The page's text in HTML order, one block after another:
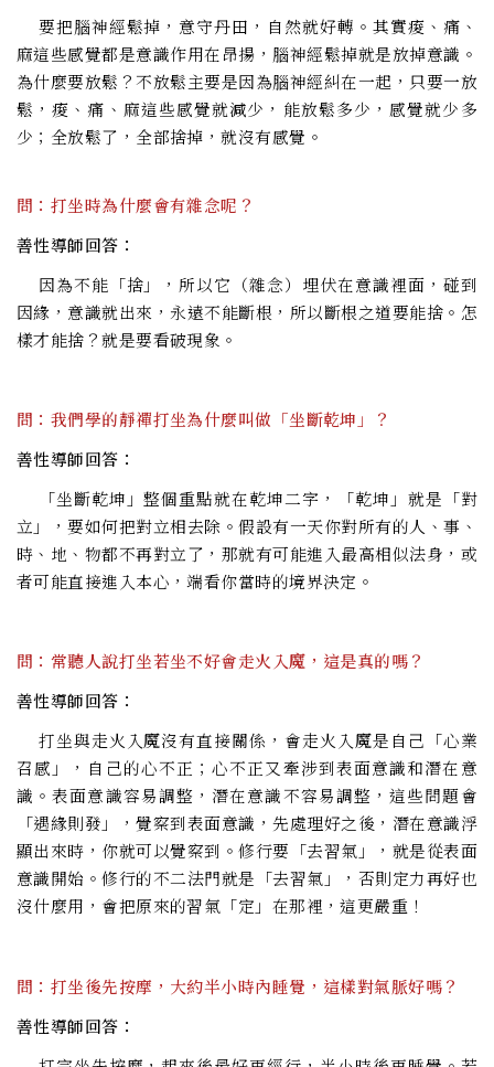
要把腦神經鬆掉，意守丹田，自然就好轉。其實痠、痛、
麻這些感覺都是意識作用在昂揚，腦神經鬆掉就是放掉意識。
為什麼要放鬆？不放鬆主要是因為腦神經糾在一起，只要一放
鬆，痠、痛、麻這些感覺就減少，能放鬆多少，感覺就少多
少；全放鬆了，全部捨掉，就沒有感覺。
問：打坐時為什麼會有雜念呢？
善性導師回答：
因為不能「捨」，所以它（雜念）埋伏在意識裡面，碰到
因緣，意識就出來，永遠不能斷根，所以斷根之道要能捨。怎
樣才能捨？就是要看破現象。
問：我們學的靜禪打坐為什麼叫做「坐斷乾坤」？
善性導師回答：
「坐斷乾坤」整個重點就在乾坤二字，「乾坤」就是「對
立」，要如何把對立相去除。假設有一天你對所有的人、事、
時、地、物都不再對立了，那就有可能進入最高相似法身，或
者可能直接進入本心，端看你當時的境界決定。
問：常聽人說打坐若坐不好會走火入魔，這是真的嗎？
善性導師回答：
打坐與走火入魔沒有直接關係，會走火入魔是自己「心業
召感」，自己的心不正；心不正又牽涉到表面意識和潛在意
識。表面意識容易調整，潛在意識不容易調整，這些問題會
「遇緣則發」，覺察到表面意識，先處理好之後，潛在意識浮
顯出來時，你就可以覺察到。修行要「去習氣」，就是從表面
意識開始。修行的不二法門就是「去習氣」，否則定力再好也
沒什麼用，會把原來的習氣「定」在那裡，這更嚴重！
問：打坐後先按摩，大約半小時內睡覺，這樣對氣脈好嗎？
善性導師回答：